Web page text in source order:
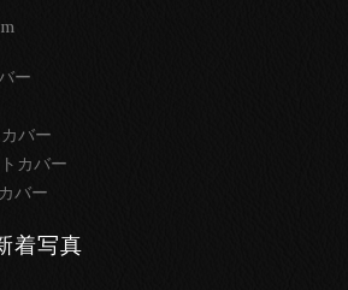
ー
バー
カバー
バー
着写真